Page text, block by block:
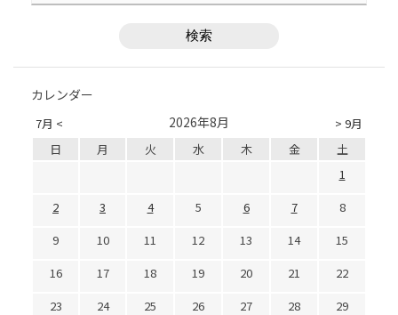
カレンダー
7月 < > 9月
2026年8月
日 月 火 水 木 金
土
1
2
3 4 5 6 7
8
9
10 11 12 13 14
15
16
17 18 19 20 21
22
23
24 25 26 27 28
29